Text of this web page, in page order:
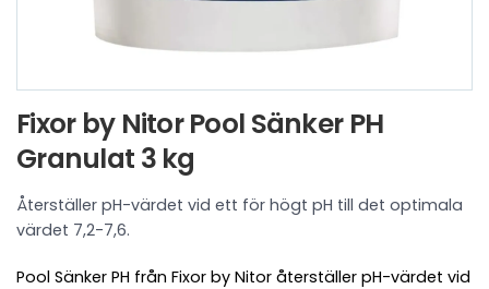
Fixor by Nitor Pool Sänker PH
Granulat 3 kg
Återställer pH-värdet vid ett för högt pH till det optimala
värdet 7,2-7,6.
Pool Sänker PH från Fixor by Nitor återställer pH-värdet vid